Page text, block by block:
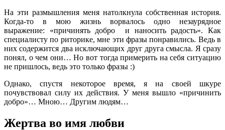
На эти размышления меня натолкнула собственная история.
Когда-то в мою жизнь ворвалось одно незаурядное
выражение: «причинять добро и наносить радость». Как
специалисту по риторике, мне эти фразы понравились. Ведь в
них содержится два исключающих друг друга смысла. Я сразу
понял, о чем они… Но вот тогда примерить на себя ситуацию
не пришлось, ведь это только фразы :)
Однако, спустя некоторое время, я на своей шкуре
почувствовал силу их действия. У меня вышло «причинить
добро»… Мною… Другим людям…
Жертва во имя любви